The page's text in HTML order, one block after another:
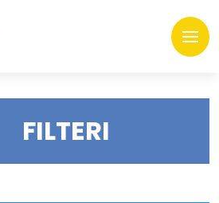
FILTERI